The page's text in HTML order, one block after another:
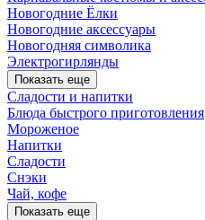
Новогодние Ёлки
Новогодние аксессуары
Новогодняя символика
Электрогирлянды
Показать еще
Сладости и напитки
Блюда быстрого приготовления
Мороженое
Напитки
Сладости
Снэки
Чай, кофе
Показать еще